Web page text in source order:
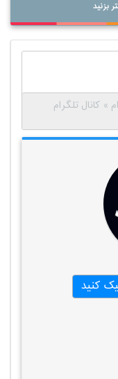
بزنید
» کانال تلگرام
کنید